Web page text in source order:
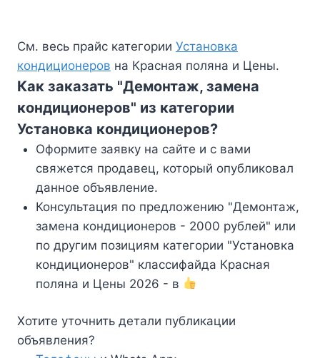
См. весь прайс категории Установка
кондиционеров на Красная поляна и Цены.
Как заказать "Демонтаж, замена
кондиционеров" из категории
Установка кондиционеров?
Оформите заявку на сайте и с вами
свяжется продавец, который опубликовал
данное объявление.
Консультация по предложению "Демонтаж,
замена кондиционеров - 2000 рублей" или
по другим позициям категории "Установка
кондиционеров" классифайда Красная
поляна и Цены 2026 - в
Хотите уточнить детали публикации
объявления?